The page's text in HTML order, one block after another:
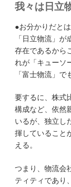
我々は日立
●お分かりだと
「日立物流」
存在であるから
れが「キューソ
「富士物流」で
要するに、株式
構成など、依然
いるが、独立し
揮していること
える。
つまり、物流会
ティティであり